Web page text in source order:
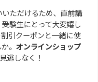
ただけるため、直前講
験生にとって大変嬉し
引クーポンと一緒に使
。 オンラインショップ
逃しなく！